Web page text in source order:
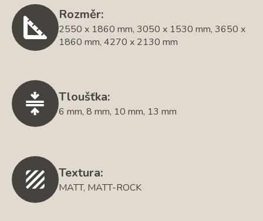
Rozměr:
2550 x 1860 mm, 3050 x 1530 mm, 3650 x
1860 mm, 4270 x 2130 mm
Tloušťka:
6 mm, 8 mm, 10 mm, 13 mm
Textura:
MATT, MATT-ROCK